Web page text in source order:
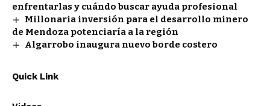
enfrentarlas y cuándo buscar ayuda profesional
Millonaria inversión para el desarrollo minero
de Mendoza potenciaría a la región
Algarrobo inaugura nuevo borde costero
Quick Link